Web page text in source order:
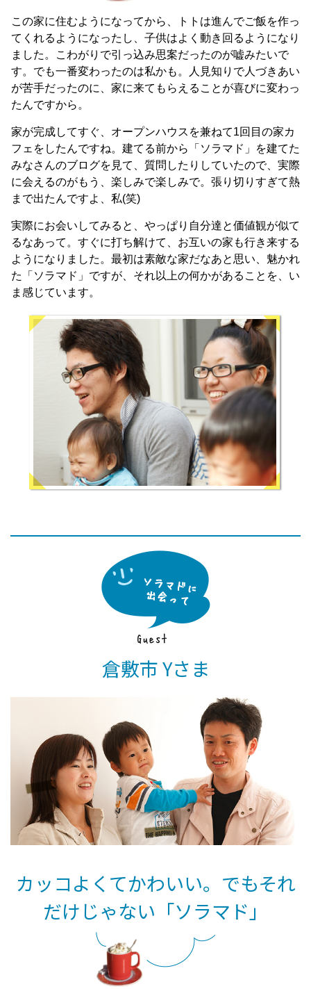
この家に住むようになってから、トトは進んでご飯を作っ
てくれるようになったし、子供はよく動き回るようになり
ました。こわがりで引っ込み思案だったのが嘘みたいで
す。でも一番変わったのは私かも。人見知りで人づきあい
が苦手だったのに、家に来てもらえることが喜びに変わっ
たんですから。
家が完成してすぐ、オープンハウスを兼ねて1回目の家カ
フェをしたんですね。建てる前から「ソラマド」を建てた
みなさんのブログを見て、質問したりしていたので、実際
に会えるのがもう、楽しみで楽しみで。張り切りすぎて熱
まで出たんですよ、私(笑)
実際にお会いしてみると、やっぱり自分達と価値観が似て
るなあって。すぐに打ち解けて、お互いの家も行き来する
ようになりました。最初は素敵な家だなあと思い、魅かれ
た「ソラマド」ですが、それ以上の何かがあることを、い
ま感じています。
倉敷市 Yさま
カッコよくてかわいい。でもそれ
だけじゃない「ソラマド」